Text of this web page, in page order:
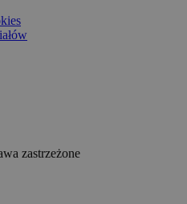
zastrzeżone